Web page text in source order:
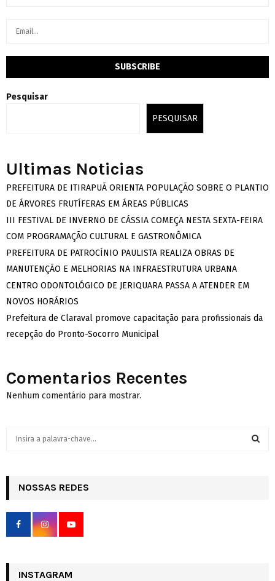
Pesquisar
PESQUISAR
Ultimas Noticias
PREFEITURA DE ITIRAPUÃ ORIENTA POPULAÇÃO SOBRE O PLANTIO
DE ÁRVORES FRUTÍFERAS EM ÁREAS PÚBLICAS
III FESTIVAL DE INVERNO DE CÁSSIA COMEÇA NESTA SEXTA-FEIRA
COM PROGRAMAÇÃO CULTURAL E GASTRONÔMICA
PREFEITURA DE PATROCÍNIO PAULISTA REALIZA OBRAS DE
MANUTENÇÃO E MELHORIAS NA INFRAESTRUTURA URBANA
CENTRO ODONTOLÓGICO DE JERIQUARA PASSA A ATENDER EM
NOVOS HORÁRIOS
Prefeitura de Claraval promove capacitação para profissionais da
recepção do Pronto-Socorro Municipal
Comentarios Recentes
Nenhum comentário para mostrar.
h
f
r
NOSSAS REDES
INSTAGRAM